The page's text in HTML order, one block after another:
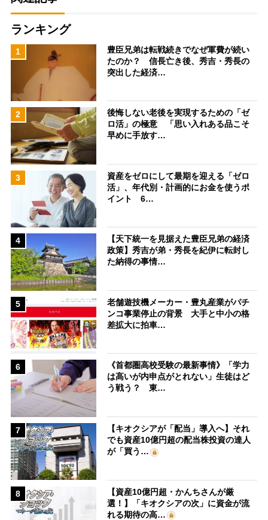
ランキング
1
豊臣兄弟は転戦続きでなぜ軍費が続い
たのか？ 信長亡き後、秀吉・秀長の
突出した経済…
2
後悔しない老後を実現するための「ゼ
ロ活」の極意 「思い入れある品こそ
早めに手放す…
3
資産をゼロにして最期を迎える「ゼロ
活」、年代別・計画的にお金を使うポ
イント 6…
4
【天下統一を見据えた豊臣兄弟の経済
政策】秀吉が弟・秀長を紀伊に転封し
た納得の事情…
5
老舗遊技機メーカー・豊丸産業がパチ
ンコ事業停止の背景 大手と中小の格
差拡大に拍車…
6
《首都圏高校受験の最新事情》「学力
は高いが内申点がとれない」生徒はど
う戦う？ 東…
7
【キオクシアが「配当」導入へ】それ
でも資産10億円超の配当株投資の達人
が「買う…
8
【資産10億円超・かんちさんが厳
選！】「キオクシアの次」に資金が流
れる期待の高…